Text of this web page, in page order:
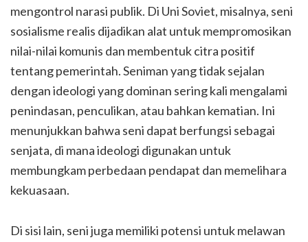
mengontrol narasi publik. Di Uni Soviet, misalnya, seni
sosialisme realis dijadikan alat untuk mempromosikan
nilai-nilai komunis dan membentuk citra positif
tentang pemerintah. Seniman yang tidak sejalan
dengan ideologi yang dominan sering kali mengalami
penindasan, penculikan, atau bahkan kematian. Ini
menunjukkan bahwa seni dapat berfungsi sebagai
senjata, di mana ideologi digunakan untuk
membungkam perbedaan pendapat dan memelihara
kekuasaan.
Di sisi lain, seni juga memiliki potensi untuk melawan